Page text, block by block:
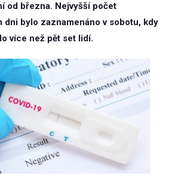
od března. Nejvyšší počet
dni bylo zaznamenáno v sobotu, kdy
více než pět set lidí.